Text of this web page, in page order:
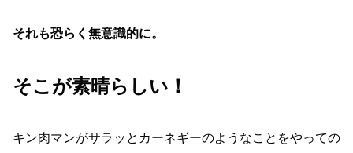
それも恐らく無意識的に。
そこが素晴らしい！
キン肉マンがサラッとカーネギーのようなことをやっての